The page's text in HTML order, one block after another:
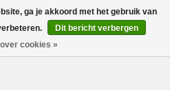
MENU
0
ga je akkoord met het gebruik van
Dit bericht verbergen
cookies »